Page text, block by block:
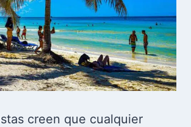
creen que cualquier